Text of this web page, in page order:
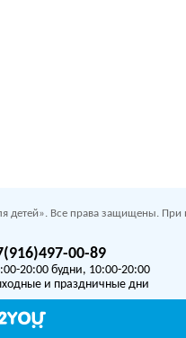
Все права защищены. При
00-89
20:00 будни, 10:00-20:00
и праздничные дни